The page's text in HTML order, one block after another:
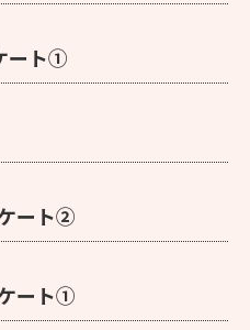
ート①
ート②
ート①